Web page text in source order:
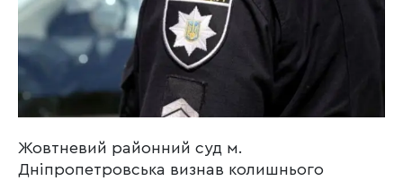
Жовтневий районний суд м.
Дніпропетровська визнав колишнього